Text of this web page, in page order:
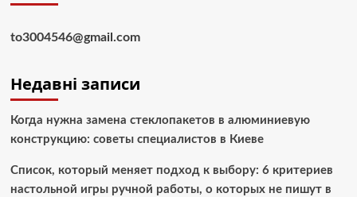
to3004546@gmail.com
Недавні записи
Когда нужна замена стеклопакетов в алюминиевую
конструкцию: советы специалистов в Киеве
Список, который меняет подход к выбору: 6 критериев
настольной игры ручной работы, о которых не пишут в